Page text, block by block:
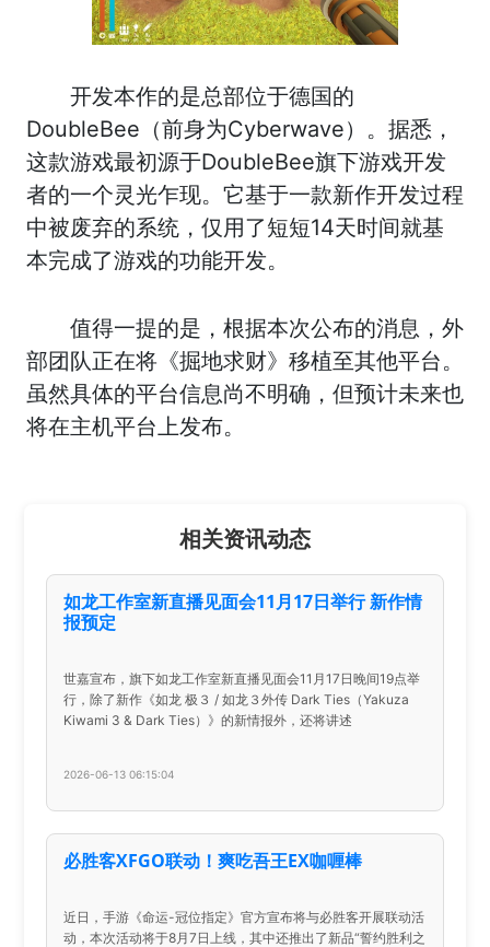
开发本作的是总部位于德国的
DoubleBee（前身为Cyberwave）。据悉，
这款游戏最初源于DoubleBee旗下游戏开发
者的一个灵光乍现。它基于一款新作开发过程
中被废弃的系统，仅用了短短14天时间就基
本完成了游戏的功能开发。
值得一提的是，根据本次公布的消息，外
部团队正在将《掘地求财》移植至其他平台。
虽然具体的平台信息尚不明确，但预计未来也
将在主机平台上发布。
相关资讯动态
如龙工作室新直播见面会11月17日举行 新作情
报预定
世嘉宣布，旗下如龙工作室新直播见面会11月17日晚间19点举
行，除了新作《如龙 极３ / 如龙３外传 Dark Ties（Yakuza
Kiwami 3 & Dark Ties）》的新情报外，还将讲述
2026-06-13 06:15:04
必胜客XFGO联动！爽吃吾王EX咖喱棒
近日，手游《命运-冠位指定》官方宣布将与必胜客开展联动活
动，本次活动将于8月7日上线，其中还推出了新品“誓约胜利之